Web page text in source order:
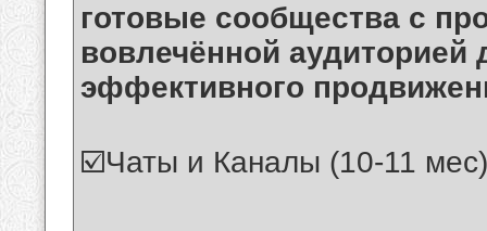
готовые сообщества с
вовлечённой аудиторией
эффективного
☑️Чаты и Каналы (10-11